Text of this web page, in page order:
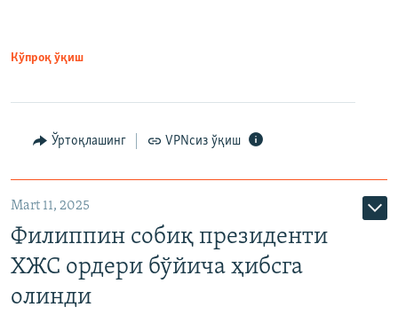
Кўпроқ ўқиш
Ўртоқлашинг VPNсиз ўқиш
Mart 11, 2025
Филиппин собиқ президенти
ХЖС ордери бўйича ҳибсга
олинди